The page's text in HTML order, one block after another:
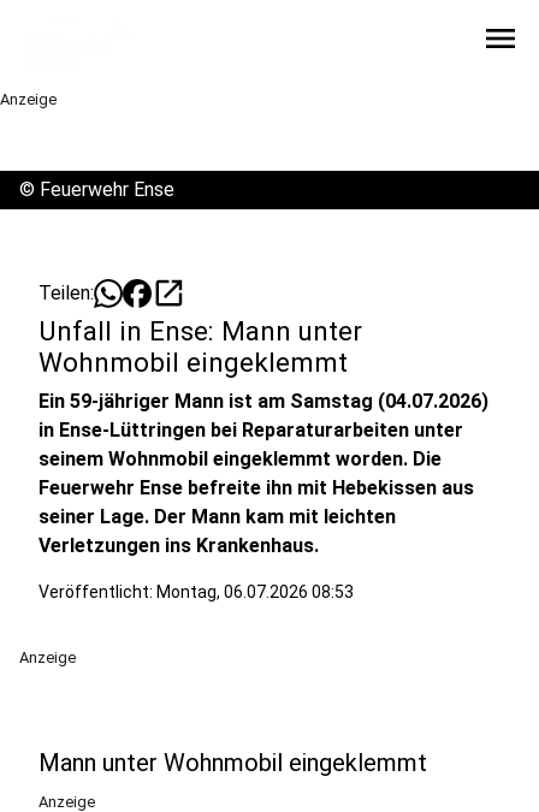
menu
Anzeige
© Feuerwehr Ense
Teilen: open_in_new
Unfall in Ense: Mann unter
Wohnmobil eingeklemmt
Ein 59-jähriger Mann ist am Samstag (04.07.2026)
in Ense-Lüttringen bei Reparaturarbeiten unter
seinem Wohnmobil eingeklemmt worden. Die
Feuerwehr Ense befreite ihn mit Hebekissen aus
seiner Lage. Der Mann kam mit leichten
Verletzungen ins Krankenhaus.
Veröffentlicht: Montag, 06.07.2026 08:53
Anzeige
Mann unter Wohnmobil eingeklemmt
Anzeige